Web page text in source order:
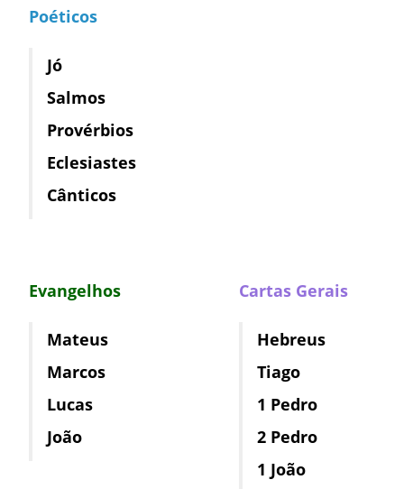
Poéticos
Jó
Salmos
Provérbios
Eclesiastes
Cânticos
Evangelhos
Mateus
Marcos
Lucas
João
Cartas Gerais
Hebreus
Tiago
1 Pedro
2 Pedro
1 João